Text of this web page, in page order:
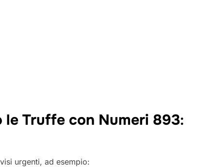
le Truffe con Numeri 893:
urgenti, ad esempio: